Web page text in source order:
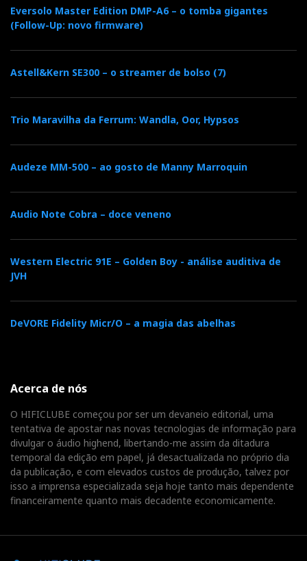
Eversolo Master Edition DMP-A6 – o tomba gigantes
(Follow-Up: novo firmware)
Astell&Kern SE300 – o streamer de bolso (7)
Trio Maravilha da Ferrum: Wandla, Oor, Hypsos
Audeze MM-500 – ao gosto de Manny Marroquin
Audio Note Cobra – doce veneno
Western Electric 91E – Golden Boy - análise auditiva de
JVH
DeVORE Fidelity Micr/O – a magia das abelhas
Acerca de nós
O HIFICLUBE começou por ser um devaneio editorial, uma
tentativa de apostar nas novas tecnologias de informação para
divulgar o áudio highend, libertando-me assim da ditadura
temporal da edição em papel, já desactualizada no próprio dia
da publicação, e com elevados custos de produção, talvez por
isso a imprensa especializada seja hoje tanto mais dependente
financeiramente quanto mais decadente economicamente.